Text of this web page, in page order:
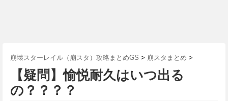
崩壊スターレイル（崩スタ）攻略まとめGS > 崩スタまとめ >
【疑問】愉悦耐久はいつ出る
の？？？？